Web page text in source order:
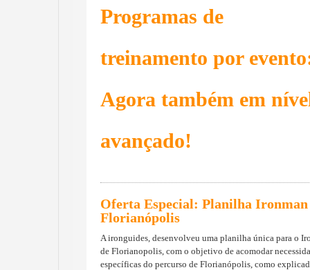
Programas de
treinamento por
Agora também em
avançado!
Oferta Especial: Planilha Ironman
Florianópolis
A ironguides, desenvolveu uma planilha única para o
de Florianopolis, com o objetivo de acomodar
específicas do percurso de Florianópolis, como